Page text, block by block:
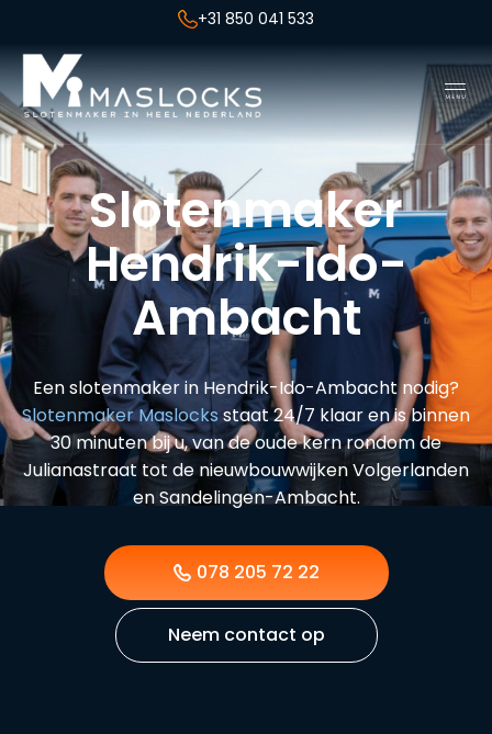
+31 850 041 533
Slotenmaker
Hendrik-Ido-
Ambacht
Een slotenmaker in Hendrik-Ido-Ambacht nodig?
Slotenmaker Maslocksstaat 24/7 klaar en is binnen
30 minuten bij u, van de oude kern rondom de
Julianastraat tot de nieuwbouwwijken Volgerlanden
en Sandelingen-Ambacht.
078 205 72 22
Neem contact op